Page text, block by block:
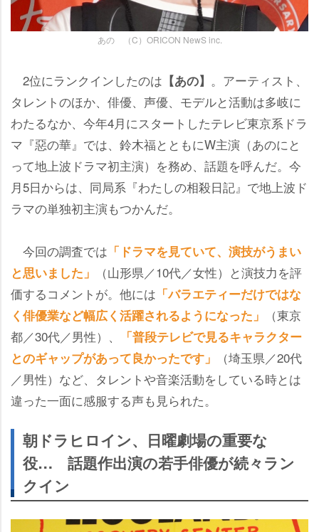
あの （C）ORICON NewS inc.
2位にランクインしたのは 【あの】 。アーティスト、
タレントのほか、俳優、声優、モデルと活動は多岐に
わたるなか、今年4月にスタートしたテレビ東京系ドラ
マ『惡の華』では、鈴木福とともにW主演（あのにと
って地上波ドラマ初主演）を務め、話題を呼んだ。今
月5日からは、同局系『わたしの相殺日記』で地上波ド
ラマの単独初主演もつかんだ。
今回の調査では 「ドラマを見ていて、演技がうまい
と思いました」
（山形県／10代／女性）と演技力を評
価するコメントが。他には 「バラエティーだけではな
く俳優業など幅広く活躍されるようになった」
（東京
都／30代／男性）、
「普段テレビで見るキャラクター
とのギャップがあって良かったです」
（埼玉県／20代
／男性）など、タレントや音楽活動をしている時とは
違った一面に感服する声も見られた。
朝ドラヒロイン、日曜劇場の重要な
役… 話題作出演の若手俳優が続々ラン
クイン